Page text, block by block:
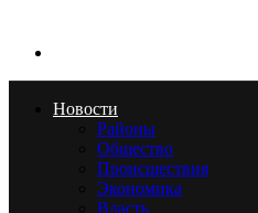
Новости
Районы
Общество
Происшествия
Экономика
Власть